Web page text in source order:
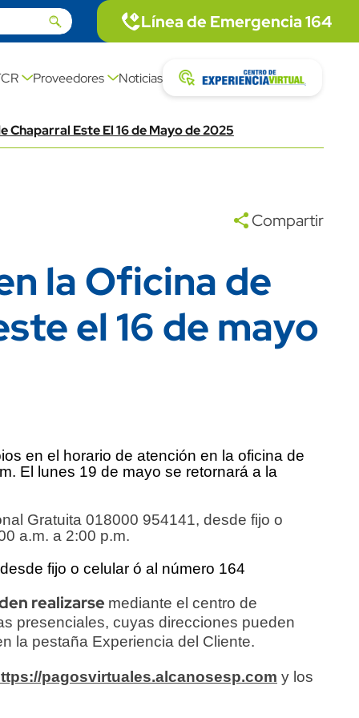
Linea de emergencia
icon
Imagendescription link
Línea de Emergencia 164
Proveedores Noticias
Centro exp
icon
Imagen
Este El 16 de Mayo de 2025
Compartir
la Oficina de
el 16 de mayo
en el horario de atención en la oficina de
El lunes 19 de mayo se retornará a la
Gratuita 018000 954141, desde fijo o
a.m. a 2:00 p.m.
fijo o celular ó al número 164
realizarse mediante el centro de
presenciales, cuyas direcciones pueden
la pestaña Experiencia del Cliente.
pagosvirtuales.alcanosesp.com y los